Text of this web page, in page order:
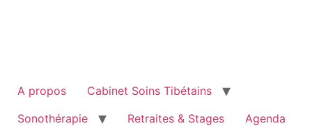
A propos
Cabinet Soins Tibétains
Sonothérapie
Retraites & Stages
Agenda